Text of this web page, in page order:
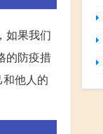
如果我们
的防疫措
他人的